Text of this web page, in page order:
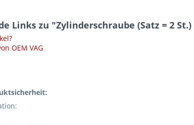
Links zu "Zylinderschraube (Satz = 2
OEM VAG